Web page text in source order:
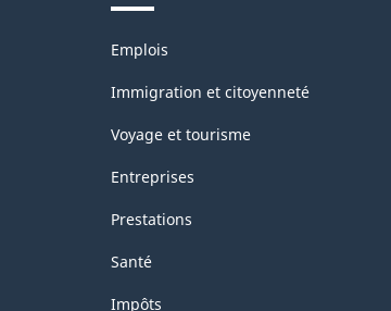
Thèmes
sujets
Emplois
Immigration et citoyenneté
Voyage et tourisme
Entreprises
Prestations
Santé
Impôts